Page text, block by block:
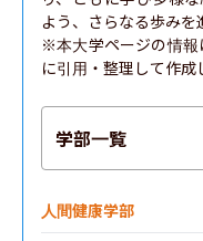
よう、さらなる歩みを
※本大学ページの情報
に引用・整理して作成
学部一覧
人間健康学部